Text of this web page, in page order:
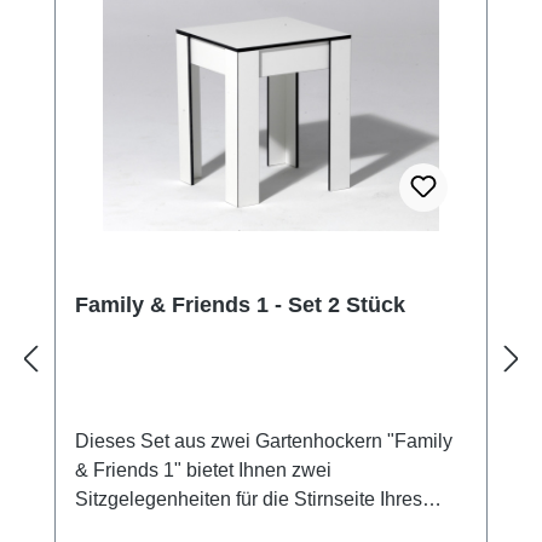
einen schwarzen Materialkern. Alle weiteren
Dekore verfügen über einen braunen
Materialkern. Mehr Informationen zu unseren
Dekoren sowie farbliche Abbildungen finden
Sie hier auf der Info-Seite Dekore. Aufgrund
der Lichtverhältnisse bei der
Produktfotografie und unterschiedlicher
Farbdarstellung der Monitore kann es dazu
CITYGARTEN empfiehlt das Set aus zwei
Family & Friends 1 - Set 2 Stück
Dieses Set aus zwei Gartenhockern "Family
& Friends 1" bietet Ihnen zwei
Sitzgelegenheiten für die Stirnseite Ihres